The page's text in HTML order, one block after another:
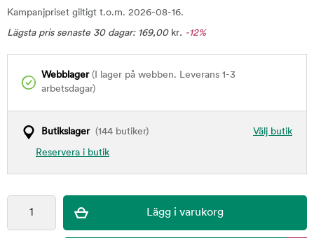
Kampanjpriset giltigt t.o.m. 2026-08-16.
Lägsta pris senaste 30 dagar: 169,00kr. -12%
Webblager(I lager på webben. Leverans 1-3
arbetsdagar)
Välj butik
Butikslager(144 butiker)
Reservera i butik